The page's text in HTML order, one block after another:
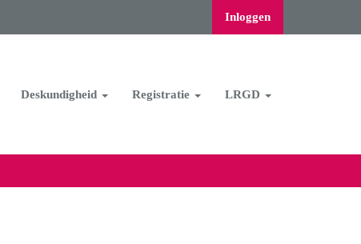
Inloggen
Deskundigheid Registratie LRGD